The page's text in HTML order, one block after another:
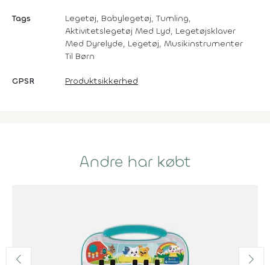
Tags
Legetøj, Babylegetøj, Tumling,
Aktivitetslegetøj Med Lyd, Legetøjsklaver
Med Dyrelyde, Legetøj, Musikinstrumenter
Til Børn
GPSR Produktsikkerhed
Andre har købt